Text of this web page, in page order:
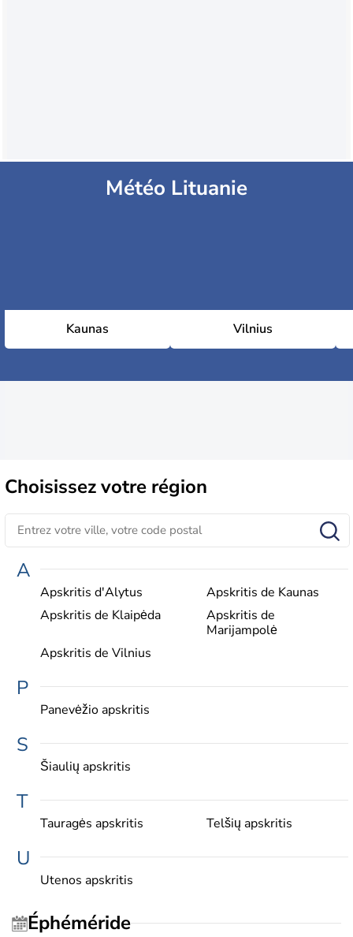
Météo Lituanie
Kaunas Vilnius
Choisissezvotre région
A
Apskritis d'Alytus
Apskritis de Kaunas
Apskritis de Klaipėda
Apskritis de
Marijampolė
Apskritis de Vilnius
P
Panevėžio apskritis
S
Šiaulių apskritis
T
Tauragės apskritis Telšių apskritis
U
Utenos apskritis
Éphéméride